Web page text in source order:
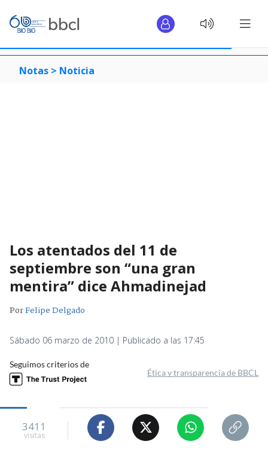
Notas > Noticia
Los atentados del 11 de
septiembre son “una gran
mentira” dice Ahmadinejad
PorFelipe Delgado
Sábado 06 marzo de 2010 | Publicado a las 17:45
Seguimos criterios de
Ética y transparencia de BBCL
3411
visitas